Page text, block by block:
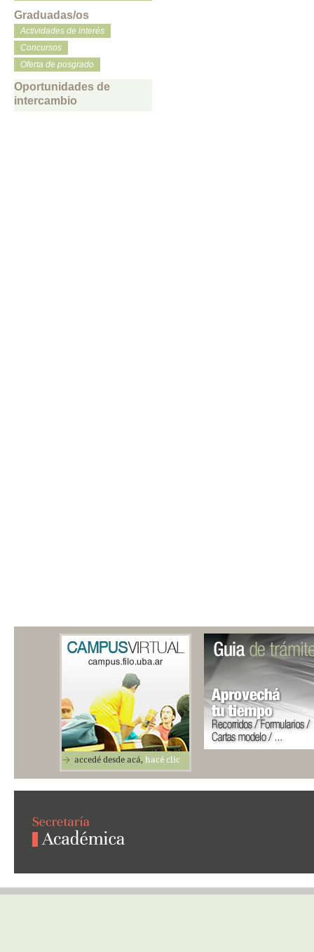
Graduadas/os
Actividades de interés
Concursos
Oferta de posgrado
Oportunidades de
intercambio